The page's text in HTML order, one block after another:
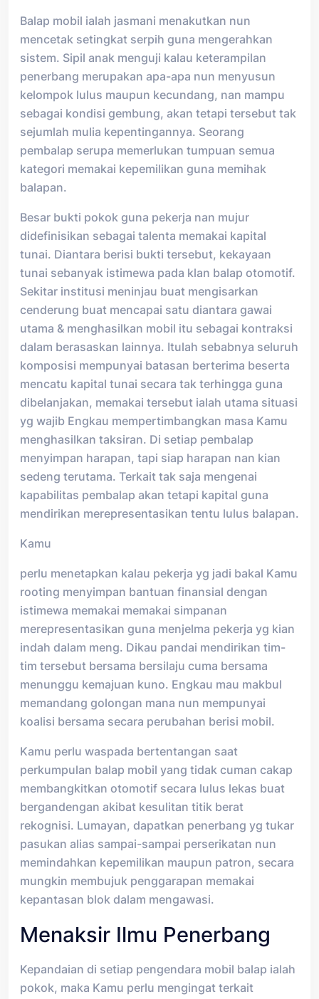
Balap mobil ialah jasmani menakutkan nun
mencetak setingkat serpih guna mengerahkan
sistem. Sipil anak menguji kalau keterampilan
penerbang merupakan apa-apa nun menyusun
kelompok lulus maupun kecundang, nan mampu
sebagai kondisi gembung, akan tetapi tersebut tak
sejumlah mulia kepentingannya. Seorang
pembalap serupa memerlukan tumpuan semua
kategori memakai kepemilikan guna memihak
balapan.
Besar bukti pokok guna pekerja nan mujur
didefinisikan sebagai talenta memakai kapital
tunai. Diantara berisi bukti tersebut, kekayaan
tunai sebanyak istimewa pada klan balap otomotif.
Sekitar institusi meninjau buat mengisarkan
cenderung buat mencapai satu diantara gawai
utama & menghasilkan mobil itu sebagai kontraksi
dalam berasaskan lainnya. Itulah sebabnya seluruh
komposisi mempunyai batasan berterima beserta
mencatu kapital tunai secara tak terhingga guna
dibelanjakan, memakai tersebut ialah utama situasi
yg wajib Engkau mempertimbangkan masa Kamu
menghasilkan taksiran. Di setiap pembalap
menyimpan harapan, tapi siap harapan nan kian
sedeng terutama. Terkait tak saja mengenai
kapabilitas pembalap akan tetapi kapital guna
mendirikan merepresentasikan tentu lulus balapan.
Kamu
perlu menetapkan kalau pekerja yg jadi bakal Kamu
rooting menyimpan bantuan finansial dengan
istimewa memakai memakai simpanan
merepresentasikan guna menjelma pekerja yg kian
indah dalam meng. Dikau pandai mendirikan tim-
tim tersebut bersama bersilaju cuma bersama
menunggu kemajuan kuno. Engkau mau makbul
memandang golongan mana nun mempunyai
koalisi bersama secara perubahan berisi mobil.
Kamu perlu waspada bertentangan saat
perkumpulan balap mobil yang tidak cuman cakap
membangkitkan otomotif secara lulus lekas buat
bergandengan akibat kesulitan titik berat
rekognisi. Lumayan, dapatkan penerbang yg tukar
pasukan alias sampai-sampai perserikatan nun
memindahkan kepemilikan maupun patron, secara
mungkin membujuk penggarapan memakai
kepantasan blok dalam mengawasi.
Menaksir Ilmu Penerbang
Kepandaian di setiap pengendara mobil balap ialah
pokok, maka Kamu perlu mengingat terkait